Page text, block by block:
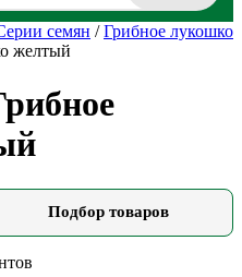
семян /Грибное лукошко
желтый
Подбор товаров